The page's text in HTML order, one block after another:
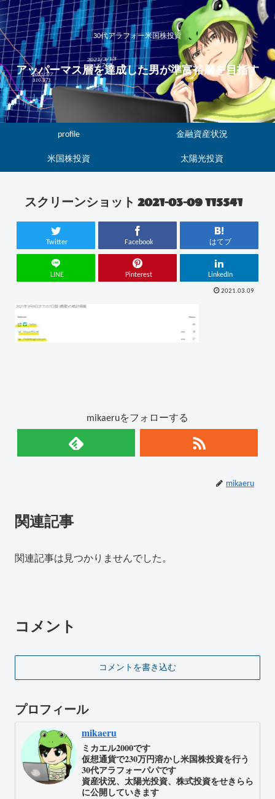
30代アラフォー米国株投資
アッパーマス層を達成した男が準富裕層を目指す
profile 金融資産状況
米国株投資 太陽光投資
スクリーンショット 2021-03-09 115541
Twitter Facebook はてブ
LINE Pinterest LinkedIn
2021.03.09
mikaeruをフォローする
mikaeru
関連記事
関連記事は見つかりませんでした。
コメント
コメントを書き込む
プロフィール
mikaeru
ミカエル2000です
仮想通貨で230万円溶かし米国株投資を行う
30代アラフォーパパです
資産状況、太陽光投資、株式投資をせきらら
に公開していきます